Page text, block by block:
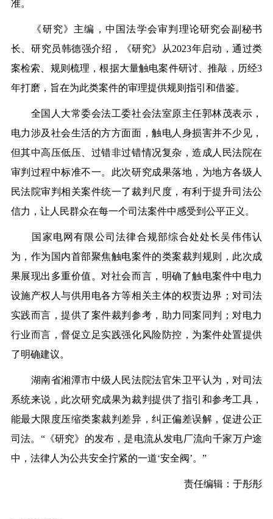
准。
《研究》主编，中国法学会审判理论研究会副秘书
长、研究员韩德强介绍，《研究》从2023年启动，通过类
案检索、规则梳理，根据大量触电案件研讨、推敲，历经3
年打磨，旨在为此类案件的审理提供规则指引和借鉴。
全国人大常委会法工委社会法室原主任郭林茂表示，
电力涉及社会生活的方方面面，触电人身损害并不少见，
但其中高压低压、过错非过错情况复杂，造成人民法院在
审判过程中标准不一。此次研究成果落地，为地方各级人
民法院审判相关案件统一了裁判尺度，有利于提升司法公
信力，让人民群众在每一个司法案件中感受到公平正义。
国家电网有限公司法律合规部综合处处长吴伟伟认
为，作为国内首部聚焦触电案件的类案裁判规则，此次成
果展现出多重价值。对社会而言，明确了触电案件中电力
设施产权人与供用电各方等相关主体的权责边界；对司法
实践而言，提供了案件裁判参考，助力同案同判；对电力
行业而言，督促立足实践强化风险防控，为案件处置提供
了明确建议。
湖南省湘潭市中级人民法院法官朱卫平认为，对司法
系统来说，此次研究成果为裁判提供了指引和参考工具，
能最大限度压缩类案裁判差异，纠正偏差误解，促进公正
司法。 “《研究》的发布，是电流从发电厂流向千家万户途
中，法律人为公共安全拧紧的一道‘安全阀’。”
责任编辑：于彤彤